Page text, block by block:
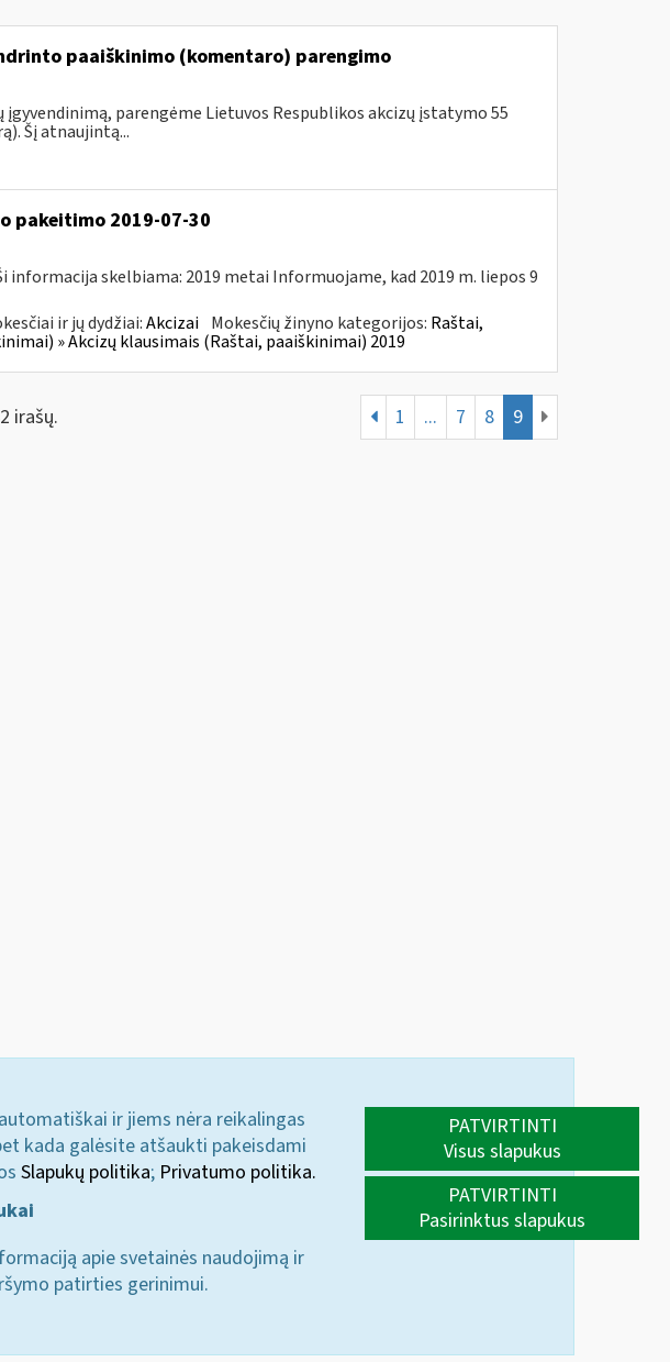
paaiškinimo (komentaro) parengimo
parengėme Lietuvos Respublikos akcizų įstatymo 55
Šį atnaujintą...
pakeitimo 2019-07-30
informacija skelbiama: 2019 metai Informuojame, kad 2019 m. liepos 9
ir jų dydžiai:Akcizai Mokesčių žinyno kategorijos: Raštai,
» Akcizų klausimais (Raštai, paaiškinimai) 2019
irašų. 1 ... 7 8 9
ir jiems nėra reikalingas
kada galėsite atšaukti pakeisdami
Slapukų politika; Privatumo politika.
apie svetainės naudojimą ir
patirties gerinimui.
PATVIRTINTI
Visus slapukus
PATVIRTINTI
Pasirinktus slapukus